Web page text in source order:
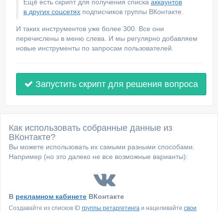
Ещё есть скрипт для получения списка аккаунтов
в других соцсетях подписчиков группы ВКонтакте.
И таких инструментов уже более 300. Все они
перечислены в меню слева. И мы регулярно добавляем
новые инструменты по запросам пользователей.
Запустить скрипт для решения вопроса
Как использовать собранные данные из
ВКонтакте?
Вы можете использовать их самыми разными способами.
Например (но это далеко не все возможные варианты):
В рекламном кабинете ВКонтакте
Создавайте из списков ID группы ретаргетинга и нацеливайте свои